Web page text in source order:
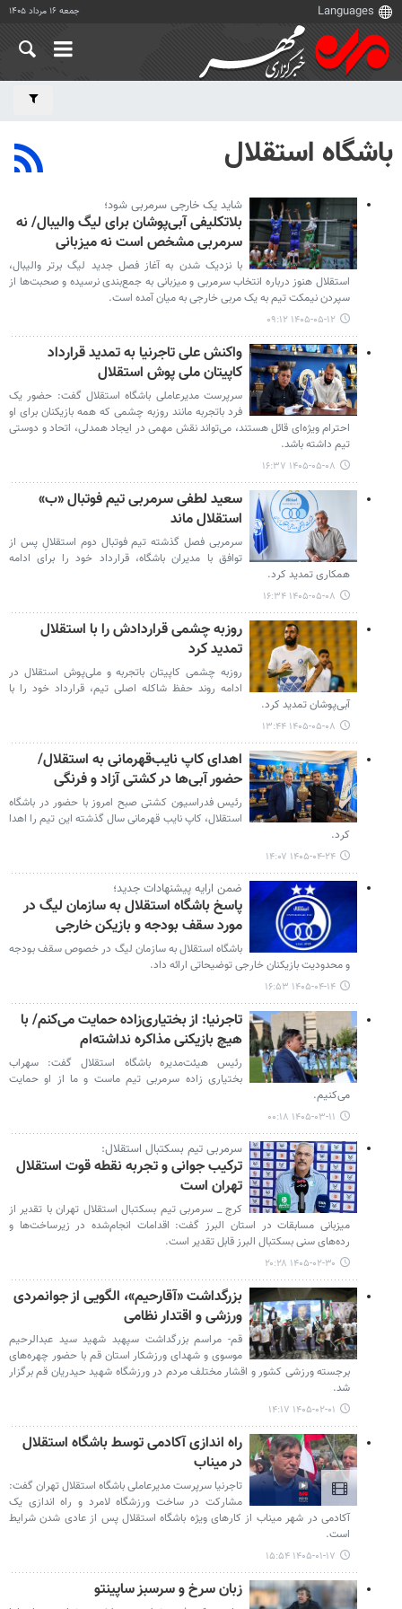
جمعه ۱۶ مرداد ۱۴۰۵
باشگاه استقلال
شاید یک خارجی سرمربی شود؛
بلاتکلیفی آبی‌پوشان برای لیگ والیبال/ نه
سرمربی مشخص است نه میزبانی
با نزدیک شدن به آغاز فصل جدید لیگ برتر والیبال،
استقلال هنوز درباره انتخاب سرمربی و میزبانی به جمع‌بندی نرسیده و صحبت‎‌ها از
سپردن نیمکت تیم به یک مربی خارجی به میان آمده است.
۱۴۰۵-۰۵-۱۲ ۰۹:۱۲
واکنش علی تاجرنیا به تمدید قرارداد
کاپیتان ملی پوش استقلال
سرپرست مدیرعاملی باشگاه استقلال گفت: حضور یک
فرد باتجربه مانند روزبه چشمی که همه بازیکنان برای او
احترام ویژه‌ای قائل هستند، می‌تواند نقش مهمی در ایجاد همدلی، اتحاد و دوستی
تیم داشته باشد.
۱۴۰۵-۰۵-۰۸ ۱۶:۳۷
سعید لطفی سرمربی تیم فوتبال «ب»
استقلال ماند
سرمربی فصل گذشته تیم فوتبال دوم استقلالِ پس از
توافق با مدیران باشگاه، قرارداد خود را برای ادامه
همکاری تمدید کرد.
۱۴۰۵-۰۵-۰۸ ۱۶:۳۴
روزبه چشمی قراردادش را با استقلال
تمدید کرد
روزبه چشمی کاپیتان باتجربه و ملی‌پوش استقلال در
ادامه روند حفظ شاکله اصلی تیم، قرارداد خود را با
آبی‌پوشان تمدید کرد.
۱۴۰۵-۰۵-۰۸ ۱۳:۴۴
اهدای کاپ نایب‌قهرمانی به استقلال/
حضور آبی‌ها در کشتی آزاد و فرنگی
رئیس فدراسیون کشتی صبح امروز با حضور در باشگاه
استقلال، کاپ نایب‌ قهرمانی سال گذشته این تیم را اهدا
کرد.
۱۴۰۵-۰۴-۲۴ ۱۴:۰۷
ضمن ارایه پیشنهادات جدید؛
پاسخ باشگاه استقلال به سازمان لیگ در
مورد سقف بودجه و بازیکن خارجی
باشگاه استقلال به سازمان لیگ در خصوص سقف بودجه
و محدودیت بازیکنان خارجی توضیحاتی ارائه داد.
۱۴۰۵-۰۴-۱۴ ۱۶:۵۳
تاجرنیا: از بختیاری‌زاده حمایت می‌کنم/ با
هیچ بازیکنی مذاکره نداشته‌ام
رئیس هیئت‌مدیره باشگاه استقلال گفت: سهراب
بختیاری زاده سرمربی تیم ماست و ما از او حمایت
می‌کنیم.
۱۴۰۵-۰۳-۱۱ ۰۰:۱۸
سرمربی تیم بسکتبال استقلال:
ترکیب جوانی و تجربه نقطه قوت استقلال
تهران است
کرج _ سرمربی تیم بسکتبال استقلال تهران با تقدیر از
میزبانی مسابقات در استان البرز گفت: اقدامات انجام‌شده در زیرساخت‌ها و
رده‌های سنی بسکتبال البرز قابل تقدیر است.
۱۴۰۵-۰۲-۳۰ ۲۰:۲۸
بزرگداشت «آقارحیم»، الگویی از جوانمردی
ورزشی و اقتدار نظامی
قم- مراسم بزرگداشت سپهبد شهید سید عبدالرحیم
موسوی و شهدای ورزشکار استان قم با حضور چهره‌های
برجسته ورزشی کشور و اقشار مختلف مردم در ورزشگاه شهید حیدریان قم برگزار
شد.
۱۴۰۵-۰۲-۰۱ ۱۴:۱۷
راه اندازی آکادمی توسط باشگاه استقلال
در میناب
تاجرنیا سرپرست مدیرعاملی باشگاه استقلال تهران گفت:
مشارکت در ساخت ورزشگاه لامرد و راه اندازی یک
آکادمی در شهر میناب از کارهای ویژه باشگاه استقلال پس از عادی شدن شرایط
است.
۱۴۰۵-۰۱-۱۷ ۱۵:۵۴
زبان سرخ و سرسبز ساپینتو